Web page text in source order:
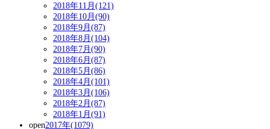
2018年11月(121)
2018年10月(90)
2018年9月(87)
2018年8月(104)
2018年7月(90)
2018年6月(87)
2018年5月(86)
2018年4月(101)
2018年3月(106)
2018年2月(87)
2018年1月(91)
open2017年(1079)